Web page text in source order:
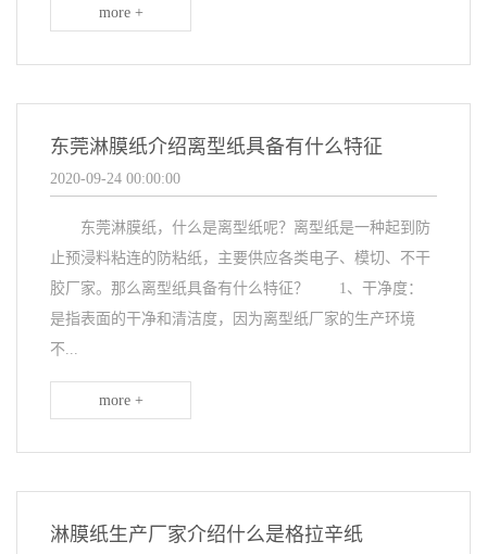
more +
东莞淋膜纸介绍离型纸具备有什么特征
2020-09-24 00:00:00
东莞淋膜纸，什么是离型纸呢？离型纸是一种起到防
止预浸料粘连的防粘纸，主要供应各类电子、模切、不干
胶厂家。那么离型纸具备有什么特征？ 1、干净度：
是指表面的干净和清洁度，因为离型纸厂家的生产环境
不...
more +
淋膜纸生产厂家介绍什么是格拉辛纸